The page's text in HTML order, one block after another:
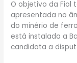
O objetivo da Fiol
apresentada no
do minério de
está instalada a
candidata a